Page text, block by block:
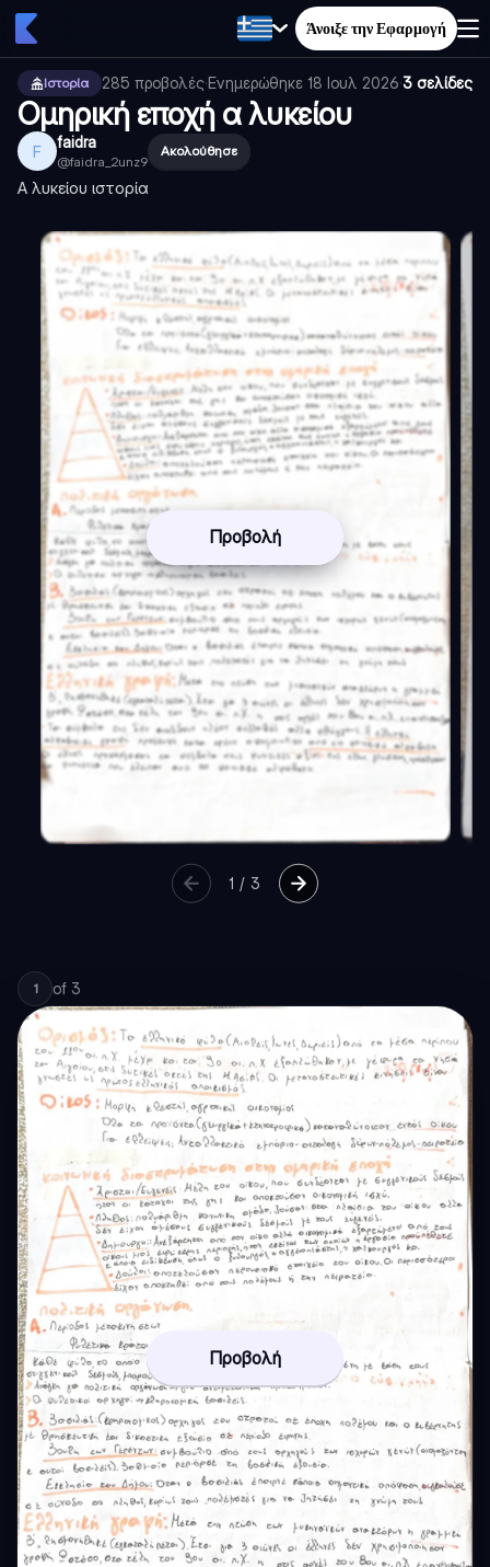
Άνοιξε την Εφαρμογή
Ιστορία 285 προβολές·Ενημερώθηκε 18 Ιουλ 2026·3 σελίδες
Ομηρική εποχή α λυκείου
F faidra
@faidra_2unz9
Ακολούθησε
Α λυκείου ιστορία
Προβολή
1 / 3
1 of 3
Προβολή